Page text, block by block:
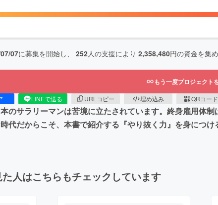
07に募集を開始し、 252人の支援により 2,358,480円の資金を集め
もう一度プロジェクト
LINEで送る URLコピー 埋め込み QRコード
のサラリーマンは苦境に立たされています。終身雇用体
代だからこそ、本書で紹介する『やり抜く力』を身につ
人はこちらもチェックしています